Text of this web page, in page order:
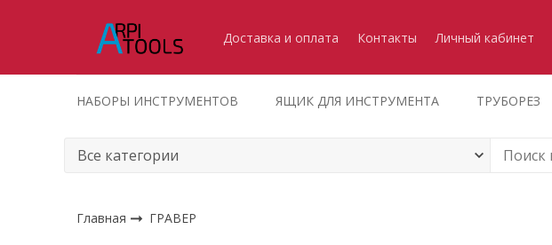
Доставка и оплата Контакты Личный кабинет
НАБОРЫ ИНСТРУМЕНТОВ ЯЩИК ДЛЯ ИНСТРУМЕНТА ТРУБОРЕЗ
Главная ГРАВЕР